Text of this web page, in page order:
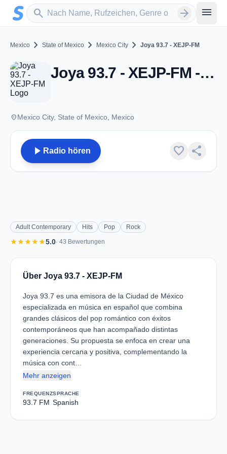
Zum Hauptinhalt springen
search
Sender suchen arrow_forward menu
Mexico chevron_right State of Mexico chevron_right Mexico City chevron_right Joya 93.7 - XEJP-FM
Joya 93.7 - XEJP-FM - FM 93.7 - Mexico City
placeMexico City, State of Mexico, Mexico
play_arrow Radio hören favorite share
Adult Contemporary Hits Pop Rock
starstarstarstarstar5.0· 43 Bewertungen
Über Joya 93.7 - XEJP-FM
Joya 93.7 es una emisora de la Ciudad de México
especializada en música en español que combina
grandes clásicos del pop romántico con éxitos
contemporáneos que han acompañado distintas
generaciones. Su propuesta se enfoca en crear una
experiencia cercana y positiva, complementando la
música con cont…
Mehr anzeigen
FREQUENZ
93.7 FM
SPRACHE
Spanish